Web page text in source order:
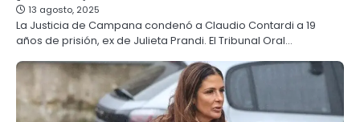
13 agosto, 2025
La Justicia de Campana condenó a Claudio Contardi a 19
años de prisión, ex de Julieta Prandi. El Tribunal Oral…